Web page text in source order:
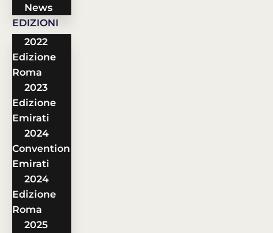
News
EDIZIONI
2022
Edizione
Roma
2023
Edizione
Emirati
2024
Convention
Emirati
2024
Edizione
Roma
2025